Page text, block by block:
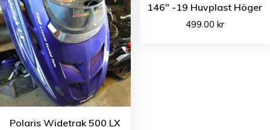
Polaris Widetrak 500 LX
146″ -19 Huvplast Höger
499.00 kr